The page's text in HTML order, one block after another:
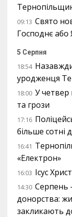
09:13 Свято
Господнє або
5 Серпня
18:54
уродженця
18:00 У четвер
та грози
17:16
більше сотні
16:41
«Електрон»
16:03 Ісус
14:30 Серпень
донорства:
закликають